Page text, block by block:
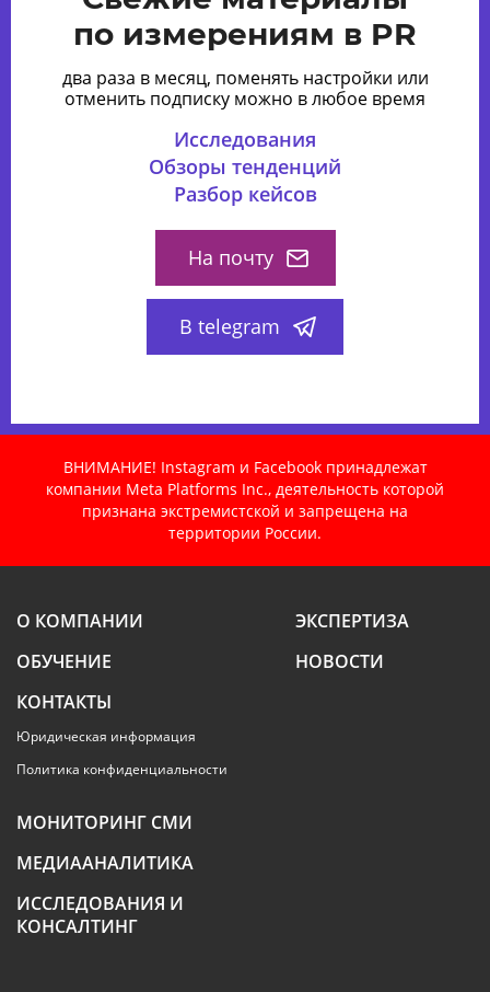
по измерениям в PR
два раза в месяц, поменять настройки или
отменить подписку можно в любое время
Исследования
Обзоры тенденций
Разбор кейсов
На почту
В telegram
ВНИМАНИЕ! Instagram и Facebook принадлежат
компании Meta Platforms Inc., деятельность которой
признана экстремистской и запрещена на
территории России.
О КОМПАНИИ
ЭКСПЕРТИЗА
ОБУЧЕНИЕ
НОВОСТИ
КОНТАКТЫ
Юридическая информация
Политика конфиденциальности
МОНИТОРИНГ СМИ
МЕДИААНАЛИТИКА
ИССЛЕДОВАНИЯ И
КОНСАЛТИНГ